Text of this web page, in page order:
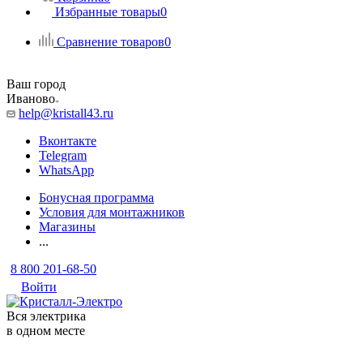
Избранные товары0
Сравнение товаров0
Ваш город
Иваново
help@kristall43.ru
Вконтакте
Telegram
WhatsApp
Бонусная программа
Условия для монтажников
Магазины
...
8 800 201-68-50
Войти
Вся электрика
в одном месте